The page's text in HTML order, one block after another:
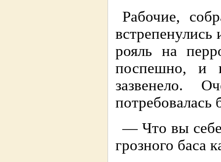
Рабочие,
рояль на
поспешно, и
зазвенело.
— Что вы
грозного баса